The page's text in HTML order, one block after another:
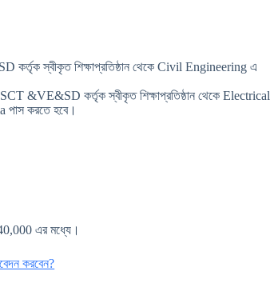
স্বীকৃত শিক্ষাপ্রতিষ্ঠান থেকে Civil Engineering এ
&VE&SD কর্তৃক স্বীকৃত শিক্ষাপ্রতিষ্ঠান থেকে Electrical
করতে হবে।
এর মধ্যে।
করবেন?